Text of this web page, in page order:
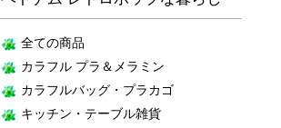
全ての商品
カラフル プラ＆メラミン
カラフルバッグ・プラカゴ
キッチン・テーブル雑貨